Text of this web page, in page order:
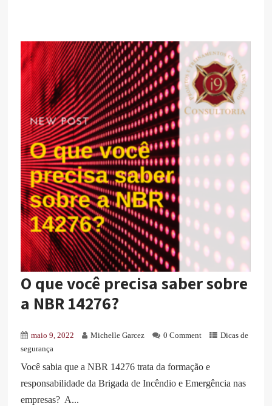
O que você precisa saber sobre
a NBR 14276?
maio 9, 2022 Michelle Garcez 0 Comment
Dicas de
segurança
Você sabia que a NBR 14276 trata da formação e
responsabilidade da Brigada de Incêndio e Emergência nas
empresas? A...